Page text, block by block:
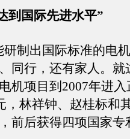
到国际先进水平”
制出国际标准的电机
同行，还有家人。就
机项目到2007年进
，林祥钟、赵桂标和
前后获得四项国家专